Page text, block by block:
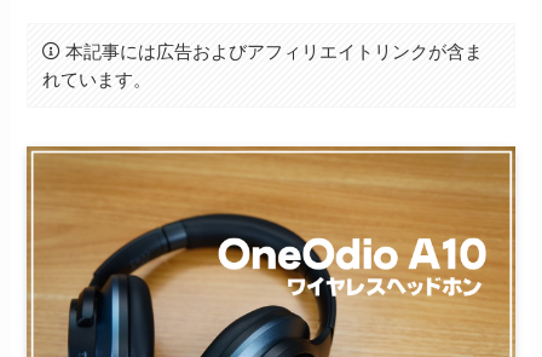
本記事には広告およびアフィリエイトリンクが含ま
れています。